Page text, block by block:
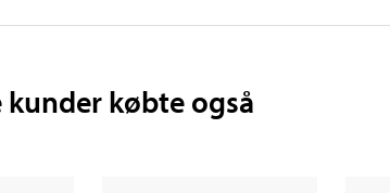
kunder købte også